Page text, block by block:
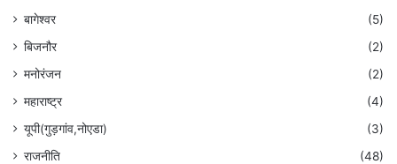
बागेश्वर
(5)
बिजनौर
(2)
मनोरंजन
(2)
महाराष्ट्र
(4)
यूपी(गुड़गांव,नोएडा)
(3)
राजनीति
(48)